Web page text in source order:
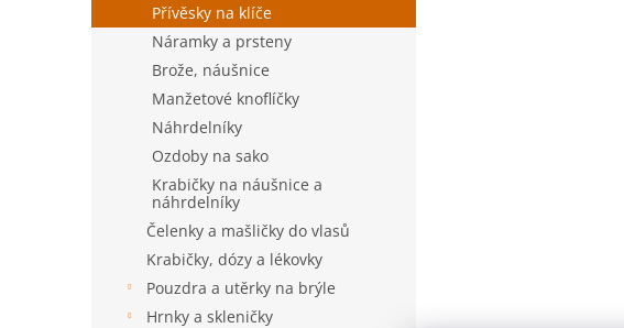
Přívěsky na klíče
Náramky a prsteny
Brože, náušnice
Manžetové knoflíčky
Náhrdelníky
Ozdoby na sako
Krabičky na náušnice a
náhrdelníky
Čelenky a mašličky do vlasů
Krabičky, dózy a lékovky
Pouzdra a utěrky na brýle
Hrnky a skleničky